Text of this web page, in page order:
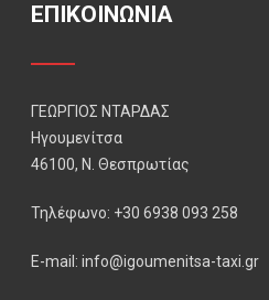
ΕΠΙΚΟΙΝΩΝΙΑ
ΓΕΩΡΓΙΟΣ ΝΤΑΡΔΑΣ
Ηγουμενίτσα
46100, Ν. Θεσπρωτίας
Τηλέφωνο: +30 6938 093 258
E-mail: info@igoumenitsa-taxi.gr